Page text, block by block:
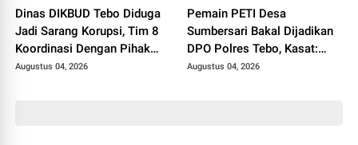
Dinas DIKBUD Tebo Diduga
Jadi Sarang Korupsi, Tim 8
Koordinasi Dengan Pihak
Kejari Tebo
Augustus 04, 2026
Pemain PETI Desa
Sumbersari Bakal Dijadikan
DPO Polres Tebo, Kasat:
Karena Tak Pernah Penuhi
Augustus 04, 2026